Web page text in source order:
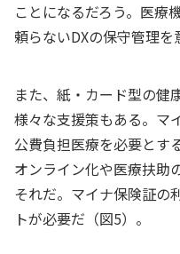
ことになるだろう。医療
頼らないDXの保守管理を
また、紙・カード型の健
様々な支援策もある。マ
公費負担医療を必要とす
オンライン化や医療扶助
それだ。マイナ保険証の
トが必要だ（図5）。